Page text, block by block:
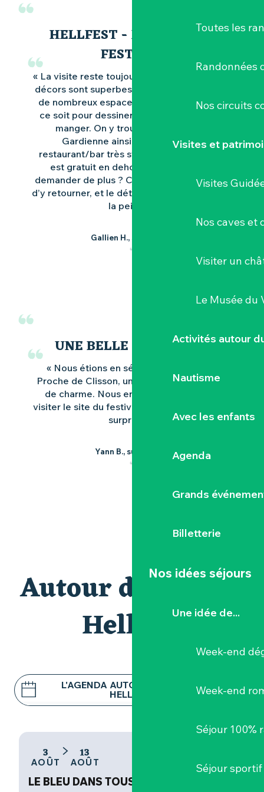
Toutes les
Randonnées
Nos circuits
Visites et
Visites
Nos caves et
Visiter un
Le Musée du
Activités autour
Nautisme
Avec les enfants
Agenda
Grands
Billetterie
Nos idées séjours
Une idée de...
Week-end
Week-end
Séjour 100%
Séjour sportif
HELLFEST - MÊME HORS
FESTIVAL
« La visite reste toujours aussi agréable. Les
décors sont superbes et le site, vaste, offre
de nombreux espaces pour s’installer, que
ce soit pour dessiner, lire, se détendre ou
manger. On y trouve désormais La
Gardienne ainsi que Hellcity, un
restaurant/bar très sympa. L’accès au site
est gratuit en dehors du festival, que
demander de plus ? C’est toujours un plaisir
d’y retourner, et le détour en vaut clairement
la peine ! »
Gallien H., sur Google
UNE BELLE SURPRISE !
« Nous étions en séjour dans la région.
Proche de Clisson, un joli petit village plein
de charme. Nous en avons profité pour
visiter le site du festival Hellfest… Une belle
surprise ! »
Yann B., sur Google
Autour du site du
Hellfest
L'AGENDA AUTOUR DU SITE DU
HELLFEST
HÉBERGEMENTS
ACTIVITÉS
3
AOÛT
13
AOÛT
LE BLEU DANS TOUS SES ÉTATS